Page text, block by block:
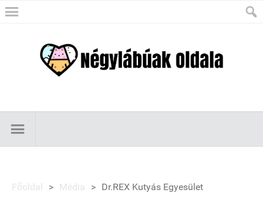
Főoldal > Média > Dr.REX Kutyás Egyesület